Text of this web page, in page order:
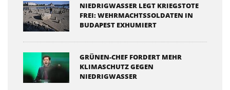
NIEDRIGWASSER LEGT KRIEGSTOTE
FREI: WEHRMACHTSSOLDATEN IN
BUDAPEST EXHUMIERT
GRÜNEN-CHEF FORDERT MEHR
KLIMASCHUTZ GEGEN
NIEDRIGWASSER